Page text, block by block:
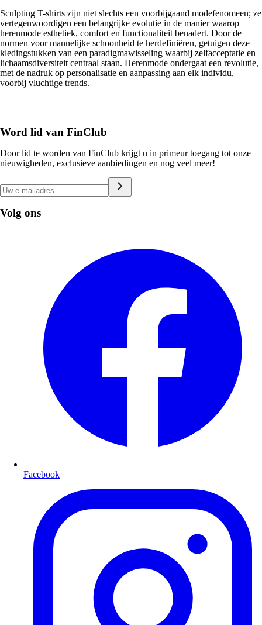
Sculpting T-shirts zijn niet slechts een voorbijgaand modefenomeen; ze
vertegenwoordigen een belangrijke evolutie in de manier waarop
herenmode esthetiek, comfort en functionaliteit benadert. Door de
normen voor mannelijke schoonheid te herdefiniëren, getuigen deze
kledingstukken van een paradigmawisseling waarbij zelfacceptatie en
lichaamsdiversiteit centraal staan. Herenmode ondergaat een revolutie,
met de nadruk op personalisatie en aanpassing aan elk individu,
voorbij vluchtige trends.
Word lid van FinClub
Door lid te worden van FinClub krijgt u in primeur toegang tot onze
nieuwigheden, exclusieve aanbiedingen en nog veel meer!
Volg ons
Facebook